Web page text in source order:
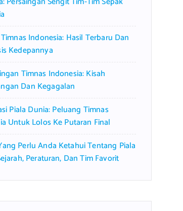
Indonesia: Hasil Terbaru Dan
Kedepannya
Timnas Indonesia: Kisah
Dan Kegagalan
Piala Dunia: Peluang Timnas
Untuk Lolos Ke Putaran Final
Perlu Anda Ketahui Tentang Piala
Peraturan, Dan Tim Favorit